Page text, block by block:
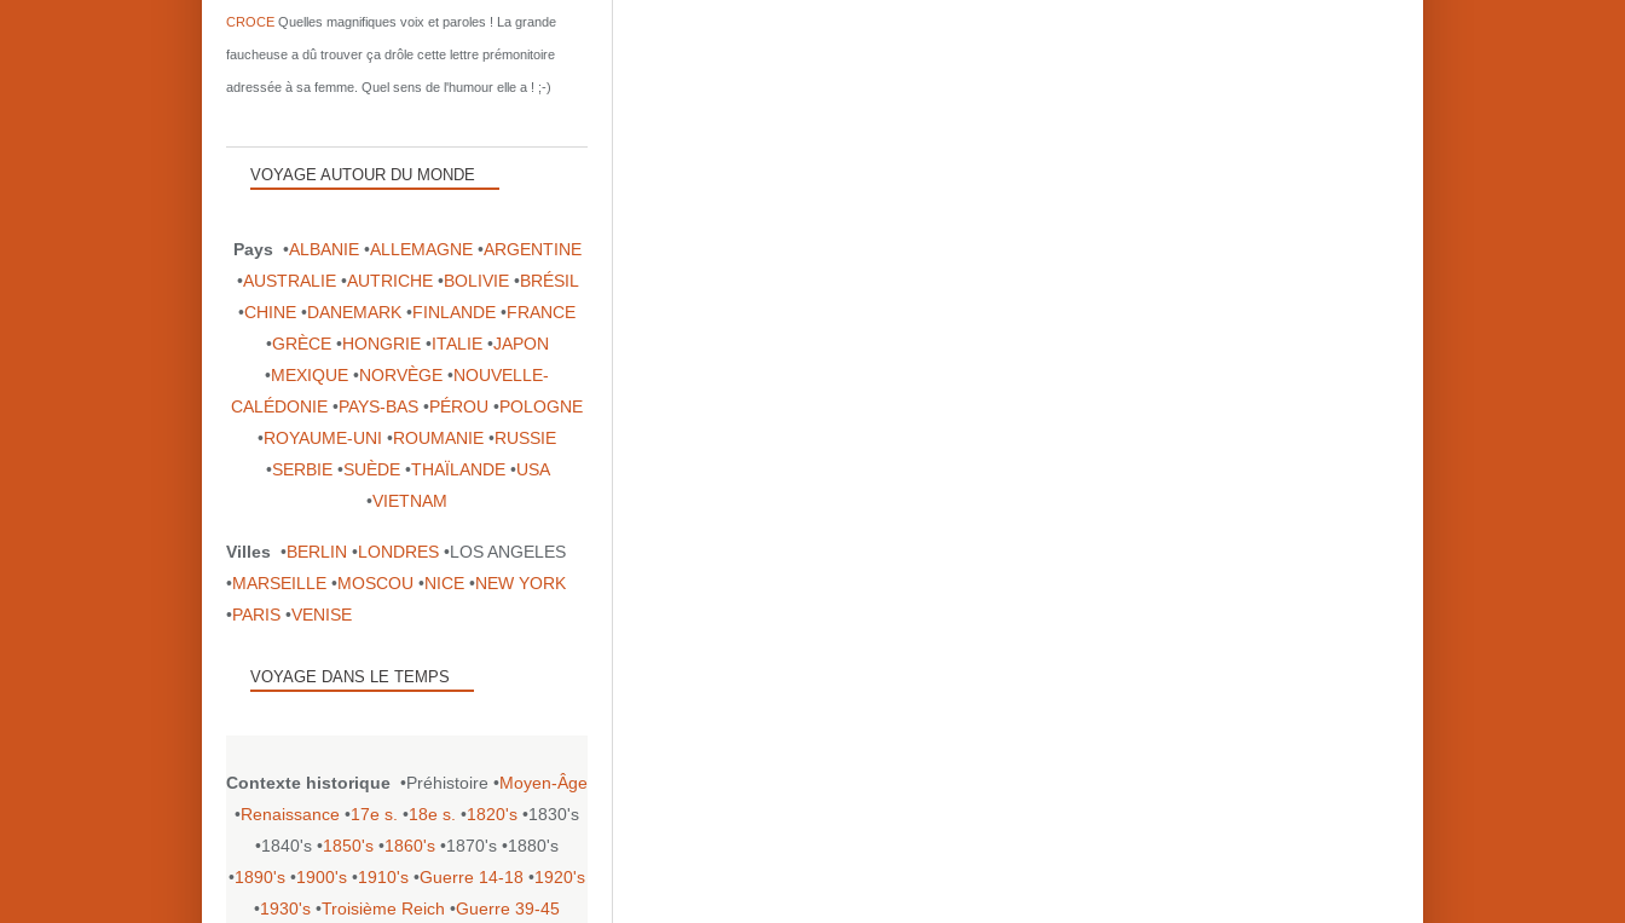
CROCE Quelles magnifiques voix et paroles ! La grande
faucheuse a dû trouver ça drôle cette lettre prémonitoire
adressée à sa femme. Quel sens de l'humour elle a ! ;-)
VOYAGE AUTOUR DU MONDE
Pays •ALBANIE•ALLEMAGNE•ARGENTINE
•AUSTRALIE•AUTRICHE•BOLIVIE•BRÉSIL
•CHINE •DANEMARK •FINLANDE •FRANCE
•GRÈCE•HONGRIE•ITALIE•JAPON
•MEXIQUE •NORVÈGE •NOUVELLE-
CALÉDONIE •PAYS-BAS •PÉROU •POLOGNE
•ROYAUME-UNI •ROUMANIE •RUSSIE
•SERBIE•SUÈDE•THAÏLANDE•USA
•VIETNAM
Villes •BERLIN •LONDRES •LOS ANGELES
•MARSEILLE •MOSCOU •NICE •NEW YORK
•PARIS •VENISE
VOYAGE DANS LE TEMPS
Contexte historique •Préhistoire •Moyen-Âge
•Renaissance •17e s. •18e s. •1820's •1830's
•1840's •1850's •1860's •1870's •1880's
•1890's •1900's •1910's •Guerre 14-18 •1920's
•1930's •Troisième Reich •Guerre 39-45